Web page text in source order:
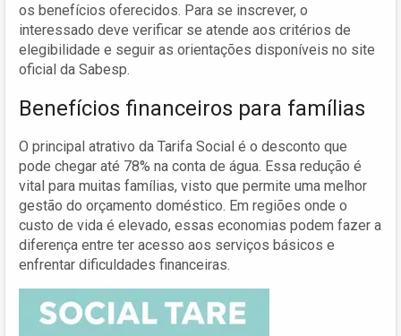
os benefícios oferecidos. Para se inscrever, o
interessado deve verificar se atende aos critérios de
elegibilidade e seguir as orientações disponíveis no site
oficial da Sabesp.
Benefícios financeiros para famílias
O principal atrativo da Tarifa Social é o desconto que
pode chegar até 78% na conta de água. Essa redução é
vital para muitas famílias, visto que permite uma melhor
gestão do orçamento doméstico. Em regiões onde o
custo de vida é elevado, essas economias podem fazer a
diferença entre ter acesso aos serviços básicos e
enfrentar dificuldades financeiras.